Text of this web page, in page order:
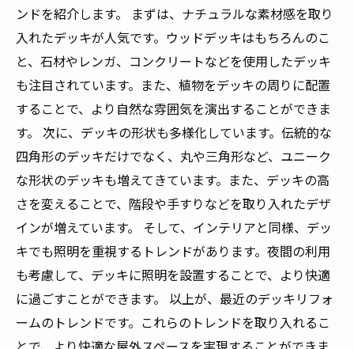
ンドを紹介します。 まずは、ナチュラルな素材感を取り
入れたデッキが人気です。ウッドデッキはもちろんのこ
と、石材やレンガ、コンクリートなどを使用したデッキ
も注目されています。また、植物をデッキの周りに配置
することで、より自然な雰囲気を演出することができま
す。 次に、デッキの形状も多様化しています。伝統的な
四角形のデッキだけでなく、丸や三角形など、ユニーク
な形状のデッキも増えてきています。また、デッキの高
さを変えることで、階段や手すりなどを取り入れたデザ
インが増えています。 そして、インテリアと同様、デッ
キでも照明を重視するトレンドがあります。夜間の利用
も考慮して、デッキに照明を設置することで、より快適
に過ごすことができます。 以上が、最近のデッキリフォ
ームのトレンドです。これらのトレンドを取り入れるこ